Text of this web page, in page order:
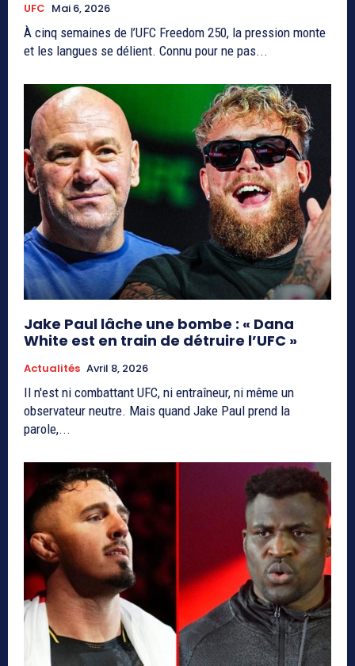
UFC Mai 6, 2026
À cinq semaines de l’UFC Freedom 250, la pression monte
et les langues se délient. Connu pour ne pas...
Jake Paul lâche une bombe : « Dana
White est en train de détruire l’UFC »
Actualités Avril 8, 2026
Il n'est ni combattant UFC, ni entraîneur, ni même un
observateur neutre. Mais quand Jake Paul prend la
parole,...